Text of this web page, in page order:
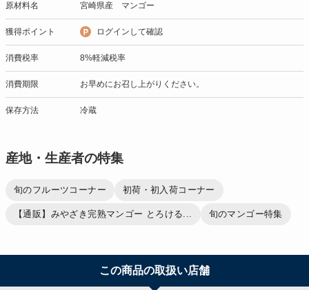
原材料名 宮崎県産 マンゴー
獲得ポイント ログインして確認
消費税率 8%軽減税率
消費期限 お早めにお召し上がりください。
保存方法 冷蔵
産地・生産者の特集
旬のフルーツコーナー 初荷・初入荷コーナー
【通販】みやざき完熟マンゴー とろける... 旬のマンゴー特集
この商品の取扱い店舗